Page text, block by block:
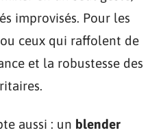
improvisés. Pour les
ceux qui raffolent de
et la robustesse des
aussi : un blender